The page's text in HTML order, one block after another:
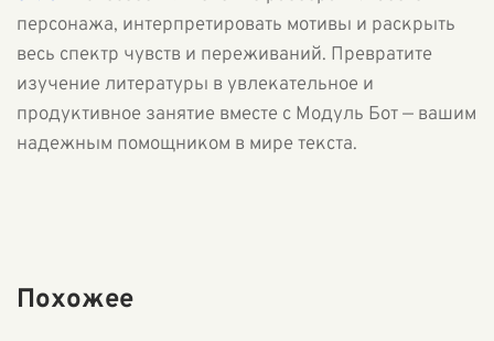
персонажа, интерпретировать мотивы и раскрыть
весь спектр чувств и переживаний. Превратите
изучение литературы в увлекательное и
продуктивное занятие вместе с Модуль Бот — вашим
надежным помощником в мире текста.
Похожее